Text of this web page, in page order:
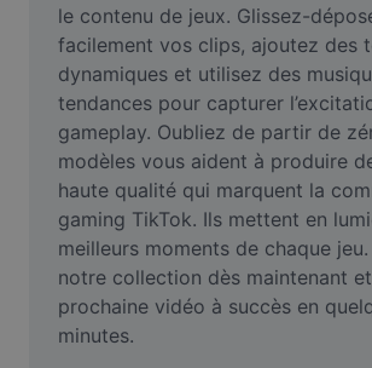
Vidéo
Suppression de l'arrière-plan de
Amélioration de la qualité
Éditeur de vidéos
Couper une vidéo
Ajouter des sous-titres à une vidéo
le contenu de jeux. Glissez-
facilement vos clips, ajoutez des
dynamiques et utilisez des
tendances pour capturer
gameplay. Oubliez de partir de
modèles vous aident à produire
haute qualité qui marquent la
gaming TikTok. Ils mettent en
meilleurs moments de chaque
notre collection dès maintenant
prochaine vidéo à succès en
minutes.